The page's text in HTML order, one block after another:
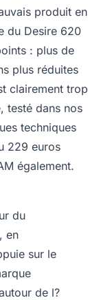
produit en
du Desire 620
: plus de
plus réduites
clairement trop
testé dans nos
techniques
229 euros
également.
du
en
sur le
de l?